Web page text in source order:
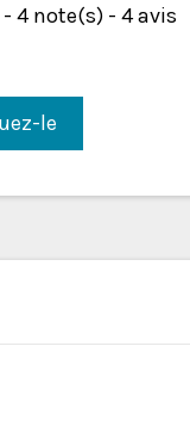
- 4note(s) - 4avis
le